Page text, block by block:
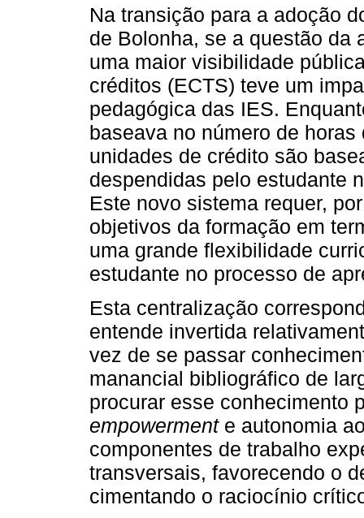
Na transição para a adoção
de Bolonha, se a questão da
uma maior visibilidade
créditos (ECTS) teve um
pedagógica das IES.
baseava no número de
unidades de crédito são
despendidas pelo estudante
Este novo sistema requer,
objetivos da formação em
uma grande flexibilidade
estudante no processo de
Esta centralização
entende invertida
vez de se passar
manancial bibliográfico de
procurar esse conhecimento
empowermente autonomia
componentes de trabalho
transversais, favorecendo o
cimentando o raciocínio